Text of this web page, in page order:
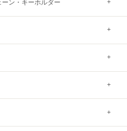
ン・キーホルダー